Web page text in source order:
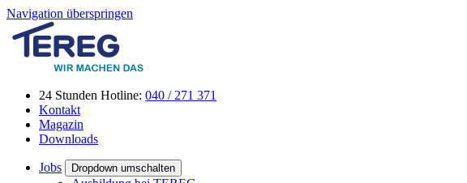
Navigation überspringen
24 Stunden Hotline: 040 / 271 371
Kontakt
Magazin
Downloads
Jobs Dropdown umschalten